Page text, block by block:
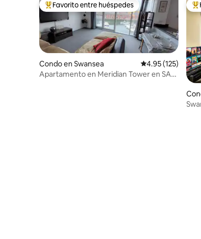
Favorito entre huéspedes preferido
Favorito entre huéspedes
Condo en Swansea Calificación
4.95 (125)
Apartamento en Meridian Tower en SA1